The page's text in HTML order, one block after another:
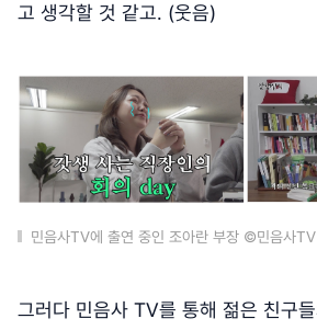
고 생각할 것 같고. (웃음)
민음사TV에 출연 중인 조아란 부장 ©민음사
그러다 민음사 TV를 통해 젊은 친구